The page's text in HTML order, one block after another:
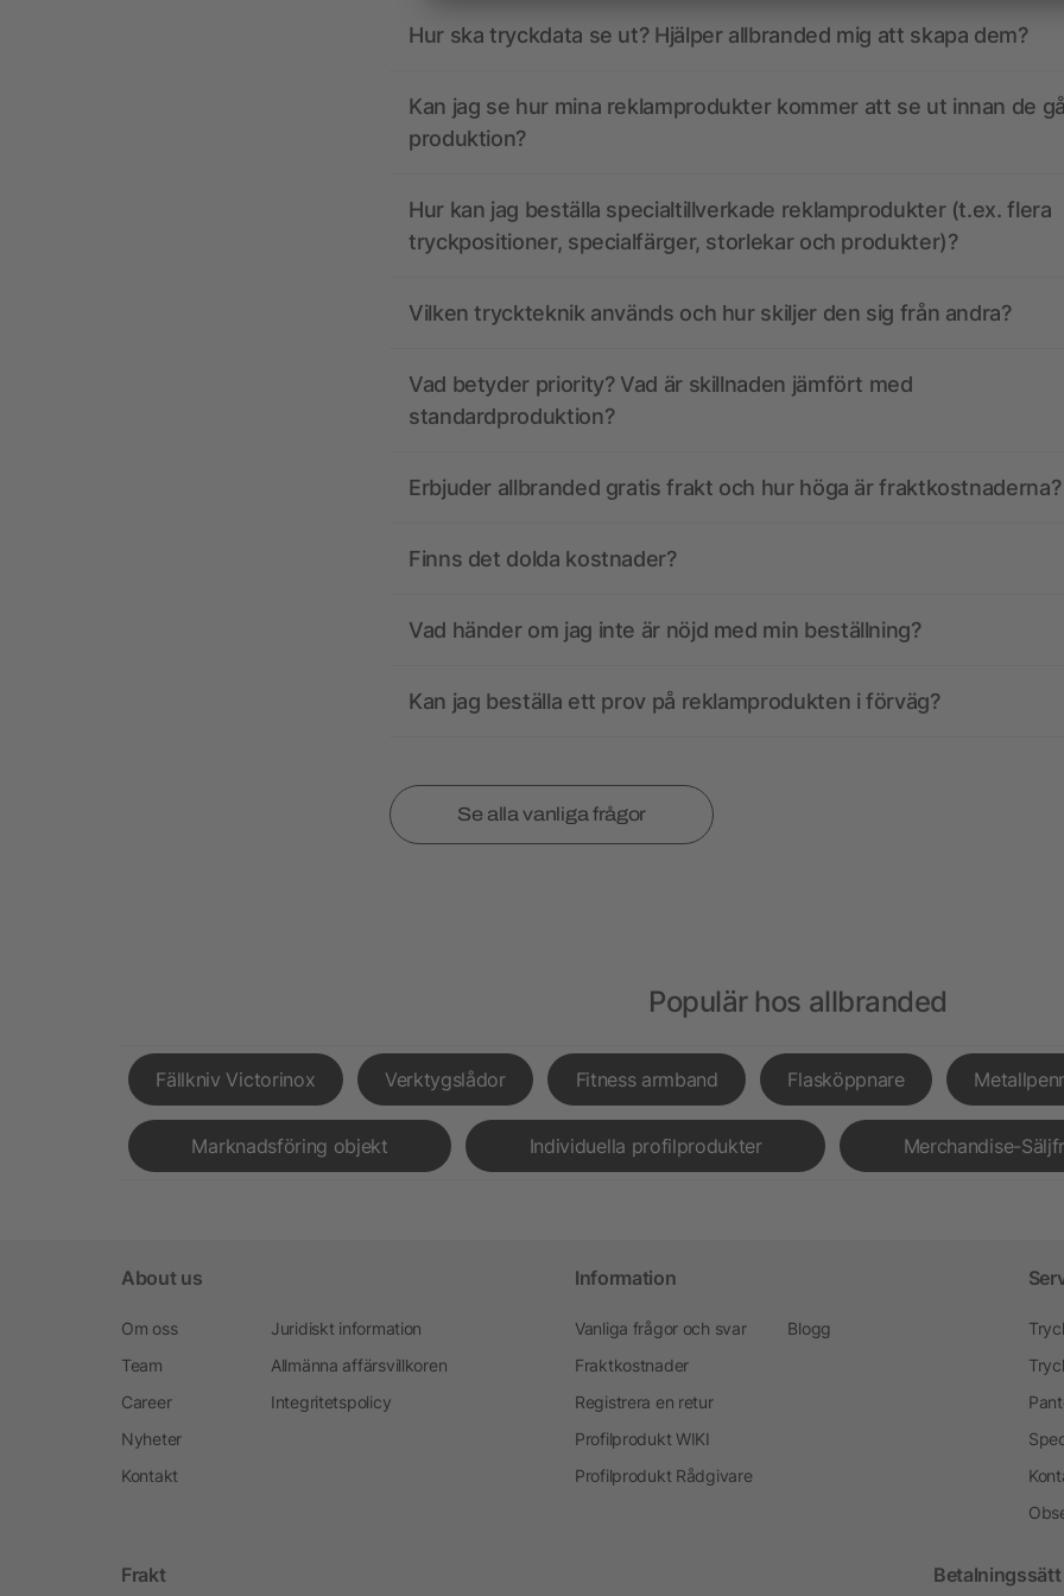
Hur ska tryckdata se ut? Hjälper allbranded mig att skapa dem?
Kan jag se hur mina reklamprodukter kommer att se ut innan de
produktion?
Hur kan jag beställa specialtillverkade reklamprodukter (t.ex. flera
tryckpositioner, specialfärger, storlekar och produkter)?
Vilken tryckteknik används och hur skiljer den sig från andra?
Vad betyder priority? Vad är skillnaden jämfört med
standardproduktion?
Erbjuder allbranded gratis frakt och hur höga är fraktkostnaderna?
Finns det dolda kostnader?
Vad händer om jag inte är nöjd med min beställning?
Kan jag beställa ett prov på reklamprodukten i förväg?
Se alla vanliga frågor
Populär hos allbranded
Fällkniv Victorinox Verktygslådor Fitness armband Flasköppnare
Marknadsföring objekt Individuella profilprodukter Merchandise-
About us
Om oss
Team
Career
Nyheter
Kontakt
Juridiskt information
Allmänna affärsvillkoren
Integritetspolicy
Information
Vanliga frågor och svar
Fraktkostnader
Registrera en retur
Profilprodukt WIKI
Profilprodukt Rådgivare
Blogg
Frakt Betalningssätt